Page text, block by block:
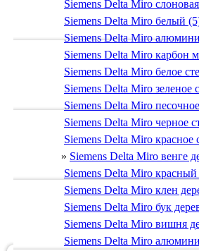
Siemens Delta Miro
Siemens Delta Miro белый
Siemens Delta Miro
Siemens Delta Miro карбон
Siemens Delta Miro белое
Siemens Delta Miro зеленое
Siemens Delta Miro
Siemens Delta Miro черное
Siemens Delta Miro красное
» Siemens Delta Miro венге
Siemens Delta Miro
Siemens Delta Miro клен
Siemens Delta Miro бук
Siemens Delta Miro вишня
Siemens Delta Miro